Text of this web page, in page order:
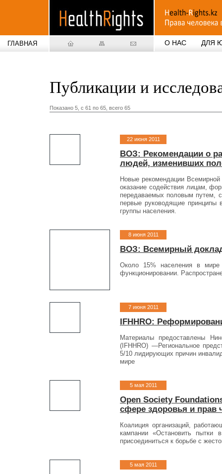
ГЛАВНАЯ О НАС ДЛЯ
Публикации и
Показано 5, c 61 по 65, всего 65
22 июня 2011
ВОЗ: Рекомендации о
людей, изменивших
Новые рекомендации Всемирной
оказание содействия лицам,
передаваемых половым путем,
первые руководящие принципы
группы населения.
8 июня 2011
ВОЗ: Всемирный
Около 15% населения в мире
функционировании.
7 июня 2011
IFHHRO:
Материалы предоставлены
(IFHHRO) —Региональное
5/10 лидирующих причин
мире
5 мая 2011
Open Society
сфере здоровья и прав
Коалиция организаций,
кампании «Остановить пытки
присоединиться к борьбе с
5 мая 2011